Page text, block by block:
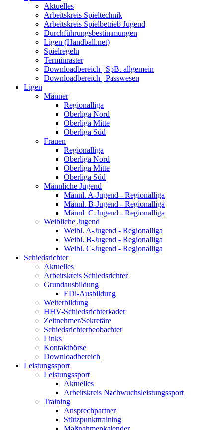
Aktuelles
Arbeitskreis Spieltechnik
Arbeitskreis Spielbetrieb Jugend
Durchführungsbestimmungen
Ligen (Handball.net)
Spielregeln
Terminraster
Downloadbereich | SpB. allgemein
Downloadbereich | Passwesen
Ligen
Männer
Regionalliga
Oberliga Nord
Oberliga Mitte
Oberliga Süd
Frauen
Regionalliga
Oberliga Nord
Oberliga Mitte
Oberliga Süd
Männliche Jugend
Männl. A-Jugend - Regionalliga
Männl. B-Jugend - Regionalliga
Männl. C-Jugend - Regionalliga
Weibliche Jugend
Weibl. A-Jugend - Regionalliga
Weibl. B-Jugend - Regionalliga
Weibl. C-Jugend - Regionalliga
Schiedsrichter
Aktuelles
Arbeitskreis Schiedsrichter
Grundausbildung
EDi-Ausbildung
Weiterbildung
HHV-Schiedsrichterkader
Zeitnehmer/Sekretäre
Schiedsrichterbeobachter
Links
Kontaktbörse
Downloadbereich
Leistungssport
Leistungssport
Aktuelles
Arbeitskreis Nachwuchsleistungssport
Training
Ansprechpartner
Stützpunkttraining
Maßnahmenkalender